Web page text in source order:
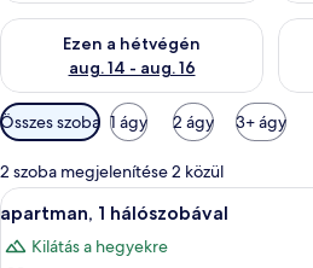
Ezen a hétvégén
aug. 14 - aug. 16
A mostani hétvégi rendelkezésreA
Szobákhoz
rendelkezésre
álló
szűrők
Összes szoba 1 ágy 2 ágy 3+ ágy
2 szoba megjelenítése 2 közül
A
következő
szoba
Egy
14
apartman, 1 hálószobával
Kilátás a hegyekre